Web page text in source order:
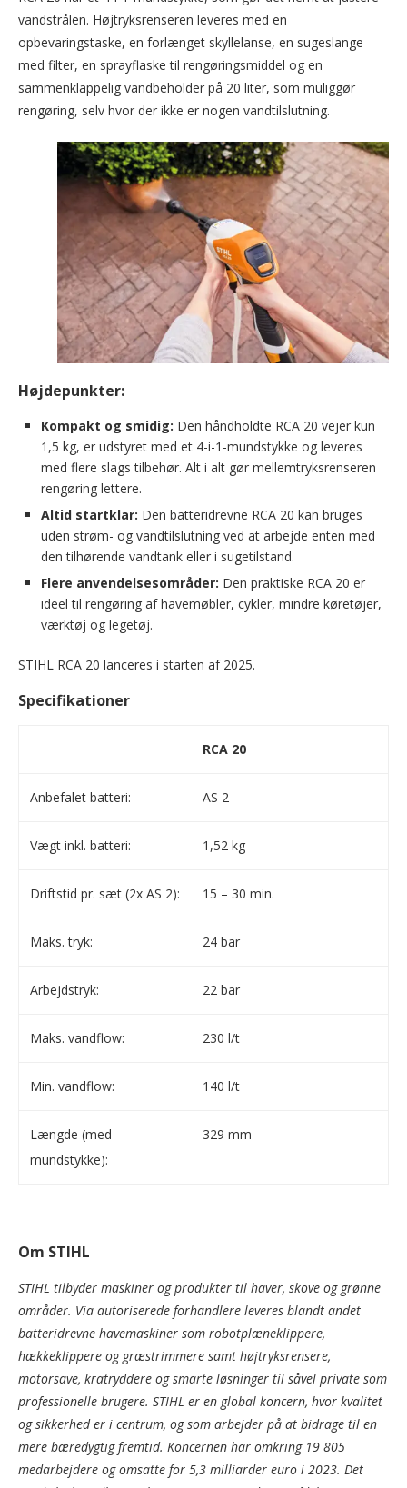
vandstrålen. Højtryksrenseren leveres med en
opbevaringstaske, en forlænget skyllelanse, en sugeslange
med filter, en sprayflaske til rengøringsmiddel og en
sammenklappelig vandbeholder på 20 liter, som muliggør
rengøring, selv hvor der ikke er nogen vandtilslutning.
Højdepunkter:
Kompakt og smidig: Den håndholdte RCA 20 vejer kun
1,5 kg, er udstyret med et 4-i-1-mundstykke og leveres
med flere slags tilbehør. Alt i alt gør mellemtryksrenseren
rengøring lettere.
Altid startklar: Den batteridrevne RCA 20 kan bruges
uden strøm- og vandtilslutning ved at arbejde enten med
den tilhørende vandtank eller i sugetilstand.
Flere anvendelsesområder: Den praktiske RCA 20 er
ideel til rengøring af havemøbler, cykler, mindre køretøjer,
værktøj og legetøj.
STIHL RCA 20 lanceres i starten af 2025.
Specifikationer
RCA 20
Anbefalet batteri: AS 2
Vægt inkl. batteri: 1,52 kg
Driftstid pr. sæt (2x AS 2): 15 – 30 min.
Maks. tryk: 24 bar
Arbejdstryk: 22 bar
Maks. vandflow: 230 l/t
Min. vandflow: 140 l/t
Længde (med
mundstykke):
329 mm
Om STIHL
STIHL tilbyder maskiner og produkter til haver, skove og grønne
områder. Via autoriserede forhandlere leveres blandt andet
batteridrevne havemaskiner som robotplæneklippere,
hækkeklippere og græstrimmere samt højtryksrensere,
motorsave, kratryddere og smarte løsninger til såvel private som
professionelle brugere. STIHL er en global koncern, hvor kvalitet
og sikkerhed er i centrum, og som arbejder på at bidrage til en
mere bæredygtig fremtid. Koncernen har omkring 19 805
medarbejdere og omsatte for 5,3 milliarder euro i 2023. Det